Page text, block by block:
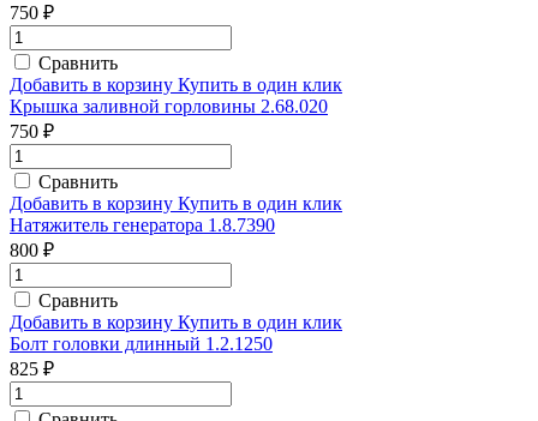
750 ₽
Сравнить
Добавить в корзину Купить в один клик
Крышка заливной горловины 2.68.020
750 ₽
Сравнить
Добавить в корзину Купить в один клик
Натяжитель генератора 1.8.7390
800 ₽
Сравнить
Добавить в корзину Купить в один клик
Болт головки длинный 1.2.1250
825 ₽